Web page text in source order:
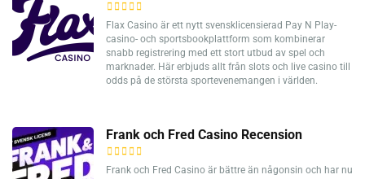
Flax Casino är ett nytt svensklicensierad Pay N Play-
casino- och sportsbookplattform som kombinerar
snabb registrering med ett stort utbud av spel och
marknader. Här erbjuds allt från slots och live casino till
odds på de största sportevenemangen i världen.
Frank och Fred Casino Recension
Frank och Fred Casino är bättre än någonsin och har nu